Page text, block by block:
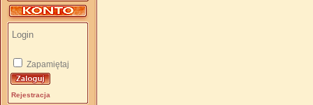
Zapamiętaj
Rejestracja